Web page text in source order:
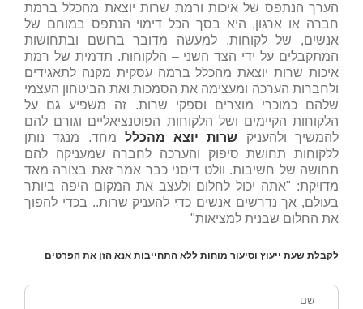
הערך הנתפס של איכות ורמת שרות יוצאת מהכלל ברמת
חברה או ארגון, היא בסך הכל דימוי הנתפס במוחם של
אנשים, של לקוחות. למעשה מדובר ברושם ובתחושות
המתקבלים על ידי הצד השני – הלקוחות. תדמית של רמת
איכות שרות יוצאת מהכלל ברמה עסקית מקנה לתאגידים
ולחברות הערכה ומעצימה את הסמכות ואת הביטחון העצמי
שלהם כמוכרי מוצרים וספקי שרות. זה משפיע גם על
הלקוחות הקיימים ושל הלקוחות הפוטנציאליים וגורם להם
להמשיך ולהעניק שרות יוצא מהכלל מחד. מנגד נותן
ללקוחות תחושת סיפוק והערכה לחברה שמעניקה להם
תחושה של חשיבות. וולט דיסני כבר אמר זאת בצורה מאד
מדויקת: "אתה יכול לחלום ולעצב את המקום היפה ביותר
בעולם, אך נדרשים אנשים כדי להעניק שרות.. בכדי להפוך
את החלום שבנית למציאות"
לקבלת שעת ייעוץ וסיעור מוחות ללא התחייבות אנא הזן את הפרטים